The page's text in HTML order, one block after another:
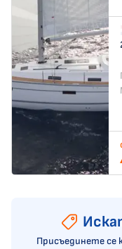
Присъединете се